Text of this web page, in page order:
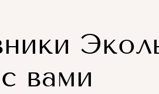
вами